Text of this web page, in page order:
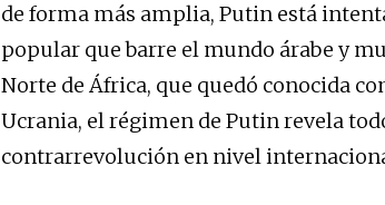
de forma más amplia, Putin está
popular que barre el mundo árabe y
Norte de África, que quedó conocida
Ucrania, el régimen de Putin revela
contrarrevolución en nivel